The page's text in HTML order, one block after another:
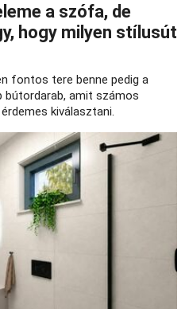
a szófa, de
hogy milyen stílusút
fontos tere benne pedig a
bútordarab, amit számos
kiválasztani.